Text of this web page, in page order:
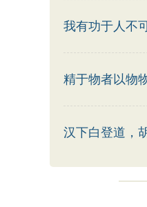
我有功于人不
精于物者以物
汉下白登道，